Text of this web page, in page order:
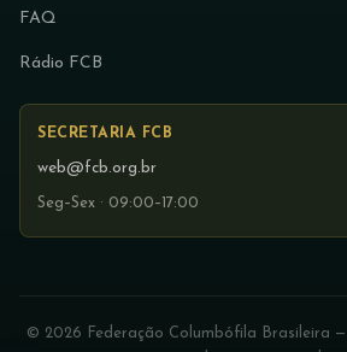
FAQ
Rádio FCB
SECRETARIA FCB
web@fcb.org.br
Seg–Sex · 09:00–17:00
© 2026 Federação Columbófila Brasileira —